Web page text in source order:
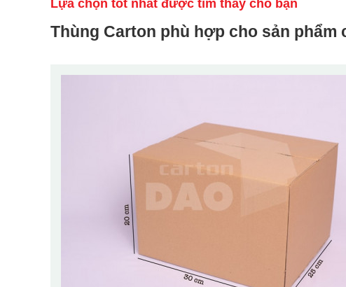
Lựa chọn tốt nhất được tìm thấy cho bạn
Thùng Carton phù hợp cho sản phẩm